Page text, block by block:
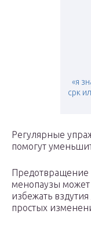
«я
срк
Регулярные
помогут
Предотвращение
менопаузы
избежать
простых